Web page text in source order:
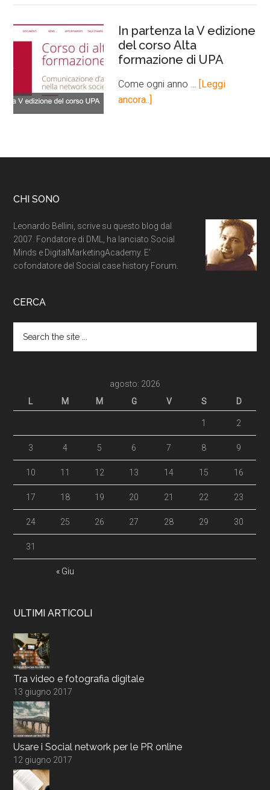
In partenza la V edizione
del corso Alta
formazione di UPA
Come ogni anno …
[Leggi
ancora..]
CHI SONO
Leonardo Bellini, scrive su questo blog dal
2007. Fondatore di DML, ha lanciato Social
Minds e DigitalMarketingAcademy. E'
cofondatore del Social case history Forum.
CERCA
agosto: 2026
L
M M G V S D
« Giu
1 2
3 4 5 6 7 8 9
10 11 12 13 14 15 16
17 18 19 20 21 22 23
24 25 26 27 28 29 30
31
ULTIMI ARTICOLI
Tra video e fotografia digitale
13 giugno 2017
Usare i Social network per le PR online
12 giugno 2017